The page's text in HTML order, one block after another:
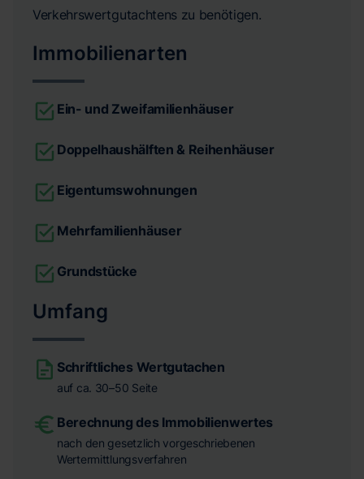
Verkehrswertgutachtens zu benötigen.
Immobilienarten
Ein- und Zweifamilienhäuser
Doppelhaushälften & Reihenhäuser
Eigentumswohnungen
Mehrfamilienhäuser
Grundstücke
Umfang
Schriftliches Wertgutachen
auf ca. 30–50 Seite
Berechnung des Immobilienwertes
nach den gesetzlich vorgeschriebenen
Wertermittlungsverfahren